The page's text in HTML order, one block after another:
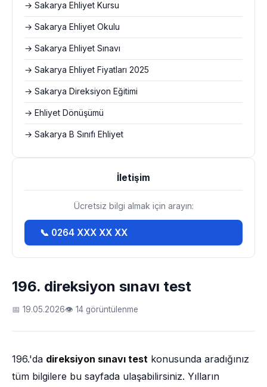
196. direksiyon sınavı test
📅 19.05.2026👁 14 görüntülenme
196.'da direksiyon sınavı test konusunda aradığınız
tüm bilgilere bu sayfada ulaşabilirsiniz. Yılların
→ Sakarya Ehliyet Kursu
→ Sakarya Ehliyet Okulu
→ Sakarya Ehliyet Sınavı
→ Sakarya Ehliyet Fiyatları 2025
→ Sakarya Direksiyon Eğitimi
→ Ehliyet Dönüşümü
→ Sakarya B Sınıfı Ehliyet
İletişim
Ücretsiz bilgi almak için arayın:
📞 0264 XXX XX XX